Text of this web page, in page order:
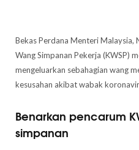
Bekas Perdana Menteri Malaysia,
Wang Simpanan Pekerja (KWSP)
mengeluarkan sebahagian wang
kesusahan akibat wabak
Benarkan pencarum
simpanan